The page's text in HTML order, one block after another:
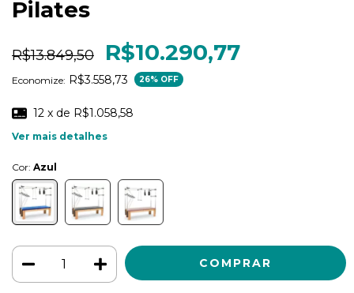
Pilates
R$13.849,50 R$10.290,77
Economize: R$3.558,73 26% OFF
12 x de R$1.058,58
Ver mais detalhes
Cor: Azul